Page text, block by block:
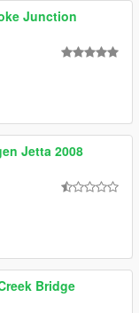
Junction
Jetta 2008
Bridge